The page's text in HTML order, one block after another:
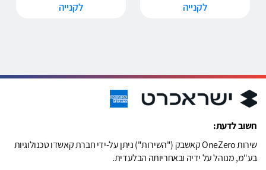
לקנייה לקנייה
חשוב לדעת:
שירות OneZero קאשבק ("השירות") ניתן על-ידי חברת קאשדו טכנולוגיות
בע"מ, מנוהל על ידיה ובאחריותה הבלעדית.